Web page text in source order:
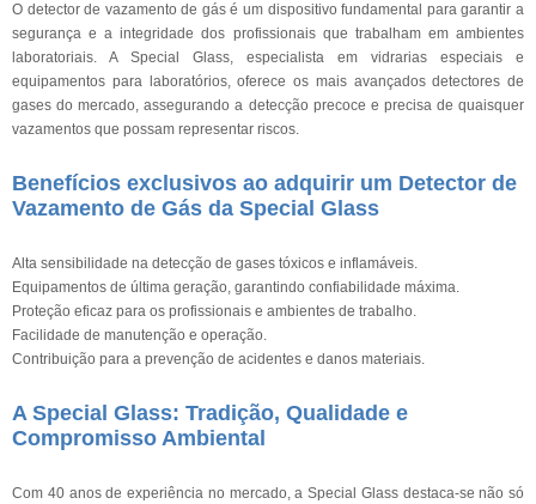
O detector de vazamento de gás é um dispositivo fundamental para garantir a
segurança e a integridade dos profissionais que trabalham em ambientes
laboratoriais. A Special Glass, especialista em vidrarias especiais e
equipamentos para laboratórios, oferece os mais avançados detectores de
gases do mercado, assegurando a detecção precoce e precisa de quaisquer
vazamentos que possam representar riscos.
Benefícios exclusivos ao adquirir um Detector de
Vazamento de Gás da Special Glass
Alta sensibilidade na detecção de gases tóxicos e inflamáveis.
Equipamentos de última geração, garantindo confiabilidade máxima.
Proteção eficaz para os profissionais e ambientes de trabalho.
Facilidade de manutenção e operação.
Contribuição para a prevenção de acidentes e danos materiais.
A Special Glass: Tradição, Qualidade e
Compromisso Ambiental
Com 40 anos de experiência no mercado, a Special Glass destaca-se não só